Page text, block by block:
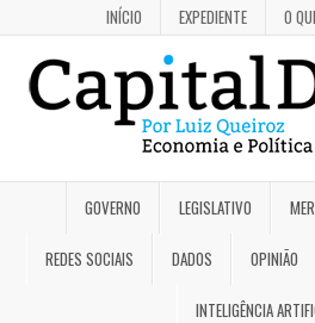
INÍCIO EXPEDIENTE O
GOVERNO LEGISLATIVO
REDES SOCIAIS DADOS OPINIÃO
INTELIGÊNCIA